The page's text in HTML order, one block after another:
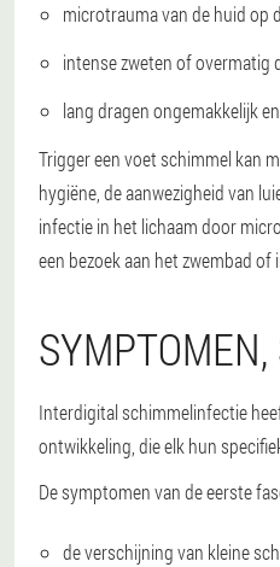
microtrauma van de huid op
intense zweten of overmatig
lang dragen ongemakkelijk
Trigger een voet schimmel kan
hygiëne, de aanwezigheid van
infectie in het lichaam door
een bezoek aan het zwembad of
SYMPTOMEN,
Interdigital schimmelinfectie
ontwikkeling, die elk hun
De symptomen van de eerste
de verschijning van kleine